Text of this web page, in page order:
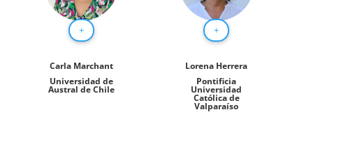
+
Carla Marchant
Universidad de
Austral de Chile
+
Lorena Herrera
Pontificia
Universidad
Católica de
Valparaíso